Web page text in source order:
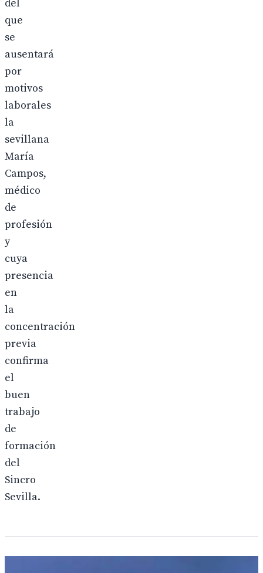
del
que
se
ausentará
por
motivos
laborales
la
sevillana
María
Campos,
médico
de
profesión
y
cuya
presencia
en
la
concentración
previa
confirma
el
buen
trabajo
de
formación
del
Sincro
Sevilla.